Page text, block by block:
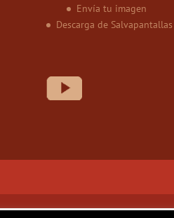
Envía tu imagen
Descarga de Salvapantallas